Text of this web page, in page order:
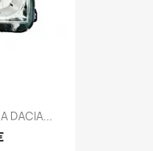
DACIA...